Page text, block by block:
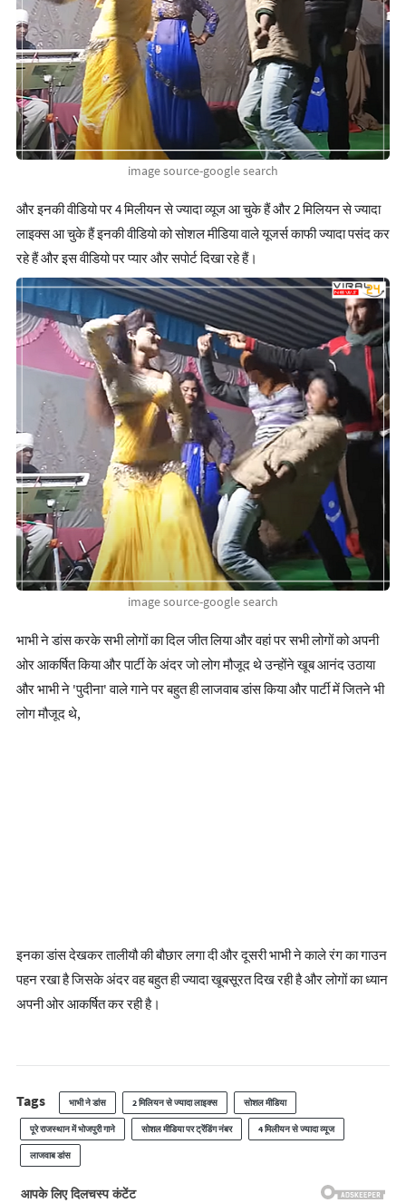
image source-google search
और इनकी वीडियो पर 4 मिलीयन से ज्यादा व्यूज आ चुके हैं और 2 मिलियन से ज्यादा
लाइक्स आ चुके हैं इनकी वीडियो को सोशल मीडिया वाले यूजर्स काफी ज्यादा पसंद कर
रहे हैं और इस वीडियो पर प्यार और सपोर्ट दिखा रहे हैं।
image source-google search
भाभी ने डांस करके सभी लोगों का दिल जीत लिया और वहां पर सभी लोगों को अपनी
ओर आकर्षित किया और पार्टी के अंदर जो लोग मौजूद थे उन्होंने खूब आनंद उठाया
और भाभी ने 'पुदीना' वाले गाने पर बहुत ही लाजवाब डांस किया और पार्टी में जितने भी
लोग मौजूद थे,
इनका डांस देखकर तालीयौ की बौछार लगा दी और दूसरी भाभी ने काले रंग का गाउन
पहन रखा है जिसके अंदर वह बहुत ही ज्यादा खूबसूरत दिख रही है और लोगों का ध्यान
अपनी ओर आकर्षित कर रही है।
Tags भाभी ने डांस 2 मिलियन से ज्यादा लाइक्स सोशल मीडिया
पूरे राजस्थान में भोजपुरी गाने सोशल मीडिया पर ट्रेंडिंग नंबर 4 मिलीयन से ज्यादा व्यूज
लाजवाब डांस